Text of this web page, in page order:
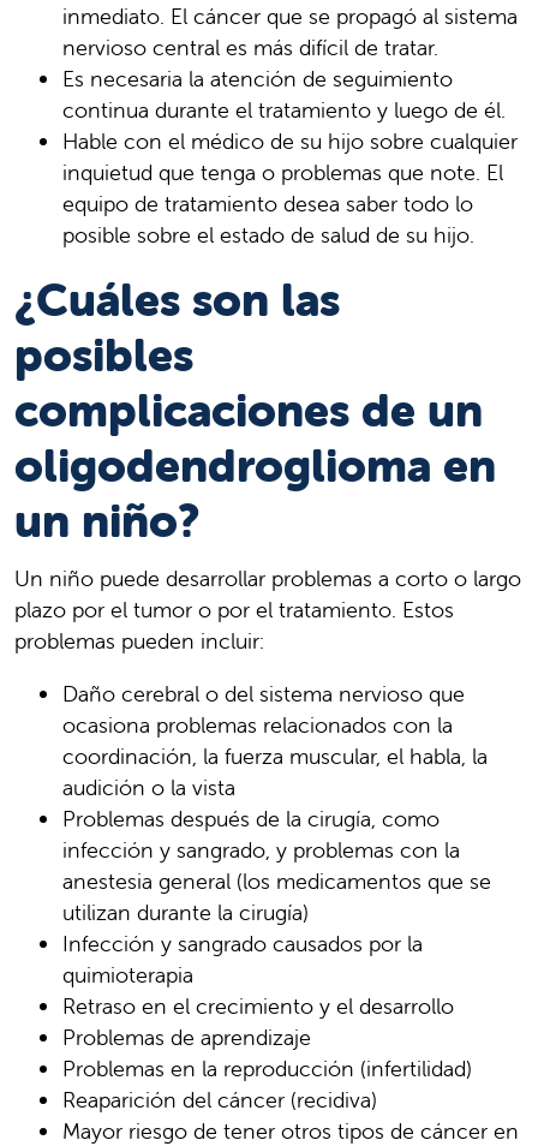
inmediato. El cáncer que se propagó al sistema
nervioso central es más difícil de tratar.
Es necesaria la atención de seguimiento
continua durante el tratamiento y luego de él.
Hable con el médico de su hijo sobre cualquier
inquietud que tenga o problemas que note. El
equipo de tratamiento desea saber todo lo
posible sobre el estado de salud de su hijo.
¿Cuáles son las
posibles
complicaciones de un
oligodendroglioma en
un niño?
Un niño puede desarrollar problemas a corto o largo
plazo por el tumor o por el tratamiento. Estos
problemas pueden incluir:
Daño cerebral o del sistema nervioso que
ocasiona problemas relacionados con la
coordinación, la fuerza muscular, el habla, la
audición o la vista
Problemas después de la cirugía, como
infección y sangrado, y problemas con la
anestesia general (los medicamentos que se
utilizan durante la cirugía)
Infección y sangrado causados por la
quimioterapia
Retraso en el crecimiento y el desarrollo
Problemas de aprendizaje
Problemas en la reproducción (infertilidad)
Reaparición del cáncer (recidiva)
Mayor riesgo de tener otros tipos de cáncer en